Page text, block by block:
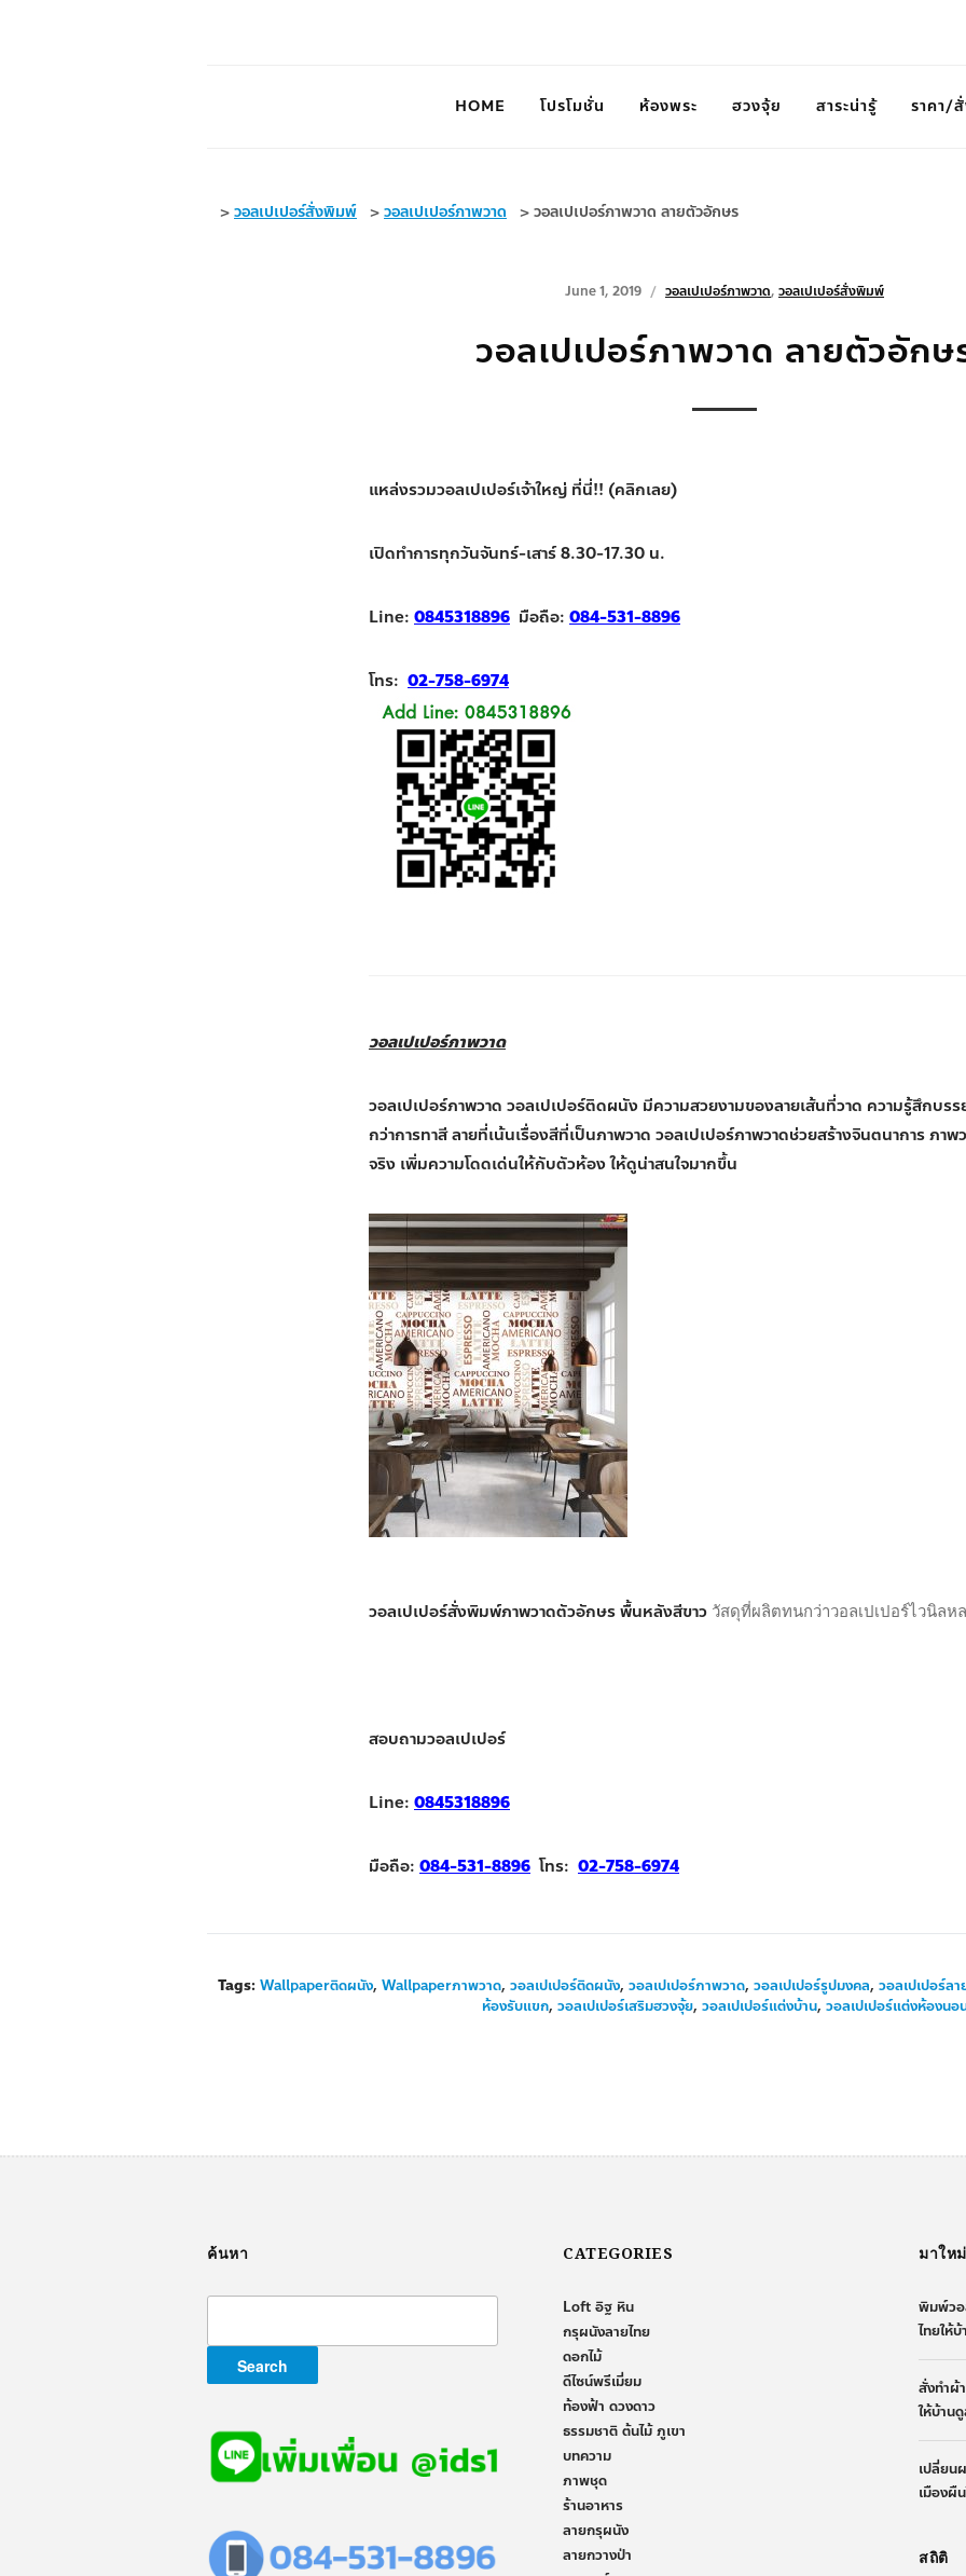
HOME โปรโมชั่น ห้องพระ ฮวงจุ้ย สาระน่ารู้ ราคา/
>วอลเปเปอร์สั่งพิมพ์ >วอลเปเปอร์ภาพวาด >วอลเปเปอร์ภาพวาด ลายตัวอักษร
June 1, 2019 วอลเปเปอร์ภาพวาด, วอลเปเปอร์สั่งพิมพ์
วอลเปเปอร์ภาพวาด ลายตัวอักษ
แหล่งรวมวอลเปเปอร์เจ้าใหญ่ ที่นี่!! (คลิกเลย)
เปิดทำการทุกวันจันทร์-เสาร์ 8.30-17.30 น.
Line: 0845318896 มือถือ: 084-531-8896
โทร: 02-758-6974
วอลเปเปอร์ภาพวาด
วอลเปเปอร์ภาพวาด วอลเปเปอร์ติดผนัง มีความสวยงามของลายเส้นที่วาด ความรู้สึกบรร
กว่าการทาสี ลายที่เน้นเรื่องสีที่เป็นภาพวาด วอลเปเปอร์ภาพวาดช่วยสร้างจินตนาการ ภาพ
จริง เพิ่มความโดดเด่นให้กับตัวห้อง ให้ดูน่าสนใจมากขึ้น
วอลเปเปอร์สั่งพิมพ์ภาพวาดตัวอักษร พื้นหลังสีขาว วัสดุที่ผลิตทนกว่าวอลเปเปอร์ไวนิลห
สอบถามวอลเปเปอร์
Line: 0845318896
มือถือ: 084-531-8896 โทร: 02-758-6974
Tags: Wallpaperติดผนัง, Wallpaperภาพวาด, วอลเปเปอร์ติดผนัง, วอลเปเปอร์ภาพวาด, วอลเปเปอร์รูปมงคล, วอลเปเปอร์ล
ห้องรับแขก, วอลเปเปอร์เสริมฮวงจุ้ย, วอลเปเปอร์แต่งบ้าน, วอลเปเปอร์แต่งห้องนอ
ค้นหา CATEGORIES
Loft อิฐ หิน
กรุผนังลายไทย
ดอกไม้
ดีไซน์พรีเมี่ยม
ท้องฟ้า ดวงดาว
ธรรมชาติ ต้นไม้ ภูเขา
บทความ
ภาพชุด
ร้านอาหาร
ลายกรุผนัง
ลายกวางป่า
มาใหม่
พิมพ์วอ
ไทยให้
สั่งทำผ้
ให้บ้าน
เปลี่ยน
เมืองผื
สถิติ